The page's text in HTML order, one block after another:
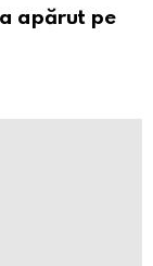
apărut pe